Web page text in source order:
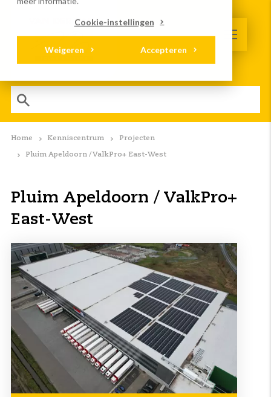
Cookie-instellingen
Accepteren
Weigeren
Home Kenniscentrum Projecten
Pluim Apeldoorn / ValkPro+ East-West
Pluim Apeldoorn / ValkPro+
East-West